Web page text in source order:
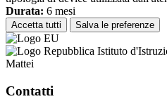
Durata: 6 mesi
Accetta tutti Salva le preferenze
Istituto
Mattei
Contatti